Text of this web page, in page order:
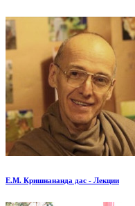
Е.М. Кришнананда дас - Лекции